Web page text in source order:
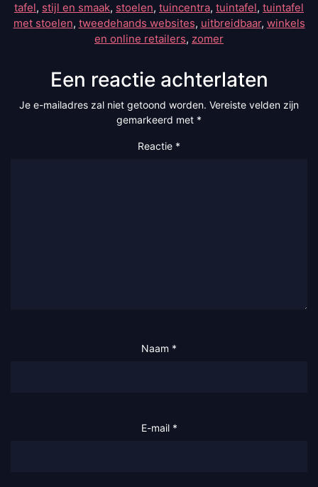
tafel, stijl en smaak, stoelen, tuincentra, tuintafel, tuintafel
met stoelen, tweedehands websites, uitbreidbaar, winkels
en online retailers, zomer
Een reactie achterlaten
Je e-mailadres zal niet getoond worden. Vereiste velden zijn
gemarkeerd met *
Reactie *
Naam *
E-mail *